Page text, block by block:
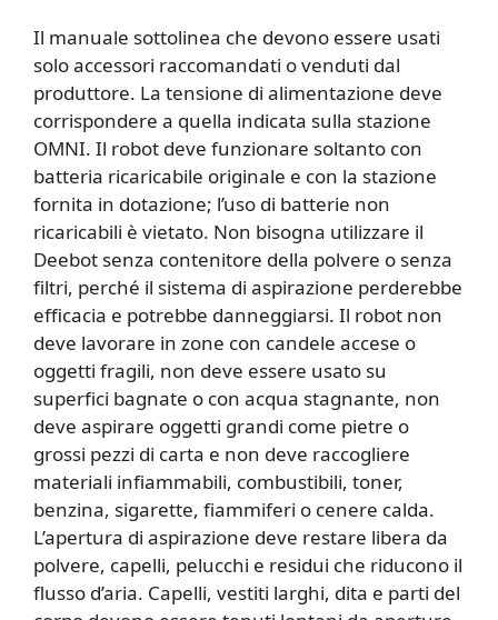
Il manuale sottolinea che devono essere usati
solo accessori raccomandati o venduti dal
produttore. La tensione di alimentazione deve
corrispondere a quella indicata sulla stazione
OMNI. Il robot deve funzionare soltanto con
batteria ricaricabile originale e con la stazione
fornita in dotazione; l’uso di batterie non
ricaricabili è vietato. Non bisogna utilizzare il
Deebot senza contenitore della polvere o senza
filtri, perché il sistema di aspirazione perderebbe
efficacia e potrebbe danneggiarsi. Il robot non
deve lavorare in zone con candele accese o
oggetti fragili, non deve essere usato su
superfici bagnate o con acqua stagnante, non
deve aspirare oggetti grandi come pietre o
grossi pezzi di carta e non deve raccogliere
materiali infiammabili, combustibili, toner,
benzina, sigarette, fiammiferi o cenere calda.
L’apertura di aspirazione deve restare libera da
polvere, capelli, pelucchi e residui che riducono il
flusso d’aria. Capelli, vestiti larghi, dita e parti del